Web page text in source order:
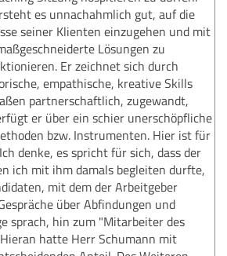
es unnachahmlich gut, auf die
seiner Klienten einzugehen und mit
Lösungen zu
Er zeichnet sich durch
empathische, kreative Skills
partnerschaftlich, zugewandt,
er über ein schier unerschöpfliche
bzw. Instrumenten. Hier ist für
denke, es spricht für sich, dass der
ich mit ihm damals begleiten durfte,
mit dem der Arbeitgeber
über Abfindungen und
sprach, hin zum "Mitarbeiter des
hatte Herr Schumann mit